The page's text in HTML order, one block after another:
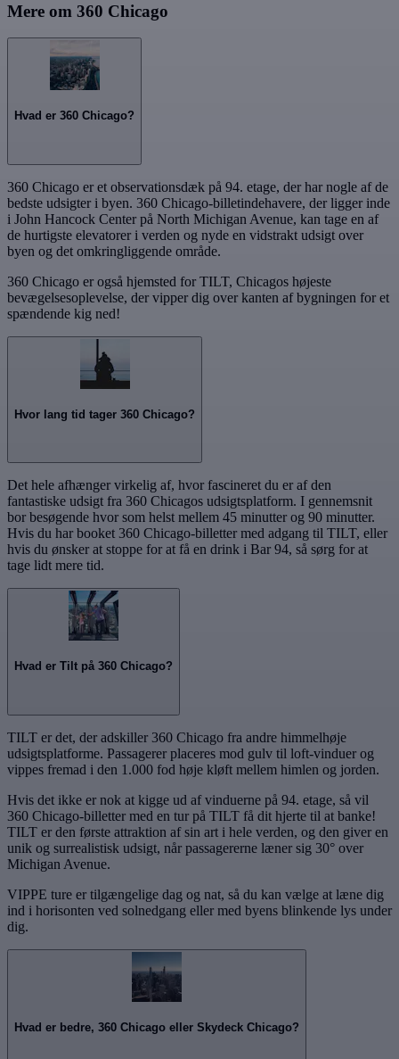
Mere om 360 Chicago
Hvad er 360 Chicago?
360 Chicago er et observationsdæk på 94. etage, der har nogle af de
bedste udsigter i byen. 360 Chicago-billetindehavere, der ligger inde
i John Hancock Center på North Michigan Avenue, kan tage en af
de hurtigste elevatorer i verden og nyde en vidstrakt udsigt over
byen og det omkringliggende område.
360 Chicago er også hjemsted for TILT, Chicagos højeste
bevægelsesoplevelse, der vipper dig over kanten af bygningen for et
spændende kig ned!
Hvor lang tid tager 360 Chicago?
Det hele afhænger virkelig af, hvor fascineret du er af den
fantastiske udsigt fra 360 Chicagos udsigtsplatform. I gennemsnit
bor besøgende hvor som helst mellem 45 minutter og 90 minutter.
Hvis du har booket 360 Chicago-billetter med adgang til TILT, eller
hvis du ønsker at stoppe for at få en drink i Bar 94, så sørg for at
tage lidt mere tid.
Hvad er Tilt på 360 Chicago?
TILT er det, der adskiller 360 Chicago fra andre himmelhøje
udsigtsplatforme. Passagerer placeres mod gulv til loft-vinduer og
vippes fremad i den 1.000 fod høje kløft mellem himlen og jorden.
Hvis det ikke er nok at kigge ud af vinduerne på 94. etage, så vil
360 Chicago-billetter med en tur på TILT få dit hjerte til at banke!
TILT er den første attraktion af sin art i hele verden, og den giver en
unik og surrealistisk udsigt, når passagererne læner sig 30° over
Michigan Avenue.
VIPPE ture er tilgængelige dag og nat, så du kan vælge at læne dig
ind i horisonten ved solnedgang eller med byens blinkende lys under
dig.
Hvad er bedre, 360 Chicago eller Skydeck Chicago?